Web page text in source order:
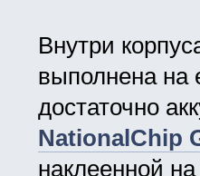
Внутри
выполнена на
достаточно
NationalChip
наклеенной